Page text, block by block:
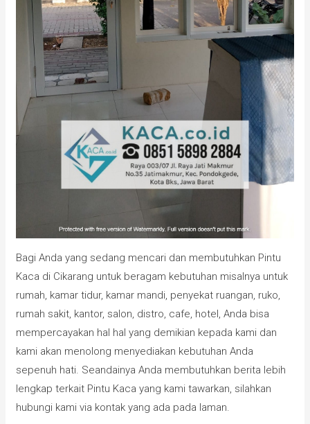
Bagi Anda yang sedang mencari dan membutuhkan Pintu
Kaca di Cikarang untuk beragam kebutuhan misalnya untuk
rumah, kamar tidur, kamar mandi, penyekat ruangan, ruko,
rumah sakit, kantor, salon, distro, cafe, hotel, Anda bisa
mempercayakan hal hal yang demikian kepada kami dan
kami akan menolong menyediakan kebutuhan Anda
sepenuh hati. Seandainya Anda membutuhkan berita lebih
lengkap terkait Pintu Kaca yang kami tawarkan, silahkan
hubungi kami via kontak yang ada pada laman.